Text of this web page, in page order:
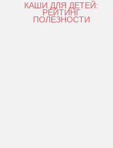
КАШИ ДЛЯ ДЕТЕЙ:
РЕЙТИНГ
ПОЛЕЗНОСТИ